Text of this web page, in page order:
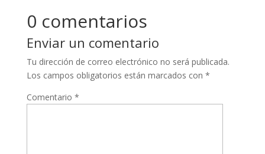
0 comentarios
Enviar un comentario
Tu dirección de correo electrónico no será publicada.
Los campos obligatorios están marcados con *
Comentario *